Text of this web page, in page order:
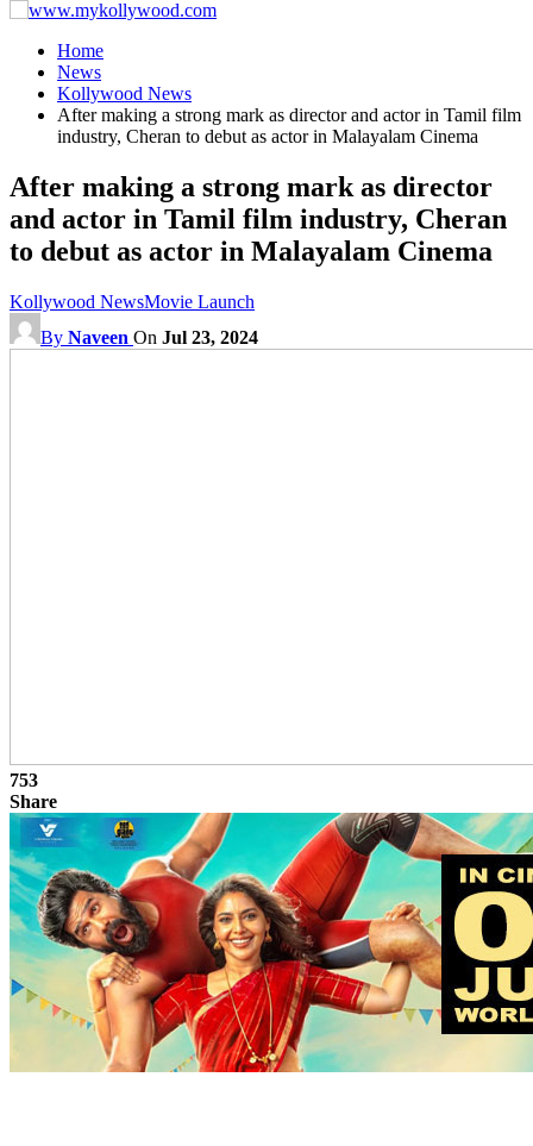
Home
News
Kollywood News
After making a strong mark as director and actor in Tamil film
industry, Cheran to debut as actor in Malayalam Cinema
After making a strong mark as director
and actor in Tamil film industry, Cheran
to debut as actor in Malayalam Cinema
Kollywood NewsMovie Launch
By Naveen On Jul 23, 2024
753
Share